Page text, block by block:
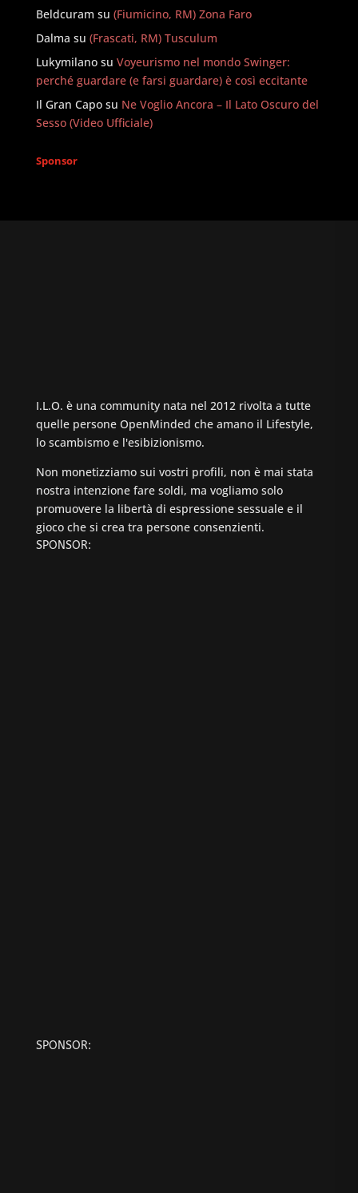
Beldcuram su (Fiumicino, RM) Zona Faro
Dalma su (Frascati, RM) Tusculum
Lukymilanosu Voyeurismo nel mondo Swinger:
perché guardare (e farsi guardare) è così eccitante
Il Gran Caposu Ne Voglio Ancora – Il Lato Oscuro del
Sesso (Video Ufficiale)
Sponsor
I.L.O. è una community nata nel 2012 rivolta a tutte
quelle persone OpenMinded che amano il Lifestyle,
lo scambismo e l'esibizionismo.
Non monetizziamo sui vostri profili, non è mai stata
nostra intenzione fare soldi, ma vogliamo solo
promuovere la libertà di espressione sessuale e il
gioco che si crea tra persone consenzienti.
SPONSOR:
SPONSOR: